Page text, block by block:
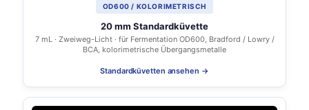
OD600 / KOLORIMETRISCH
20 mm Standardküvette
7 mL · Zweiweg-Licht · für Fermentation OD600, Bradford / Lowry /
BCA, kolorimetrische Übergangsmetalle
Standardküvetten ansehen →